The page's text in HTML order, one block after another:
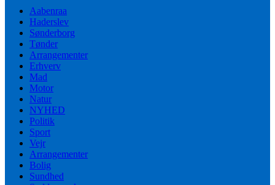
Aabenraa
Haderslev
Sønderborg
Tønder
Arrangementer
Erhverv
Mad
Motor
Natur
NYHED
Politik
Sport
Vejr
Arrangementer
Bolig
Sundhed